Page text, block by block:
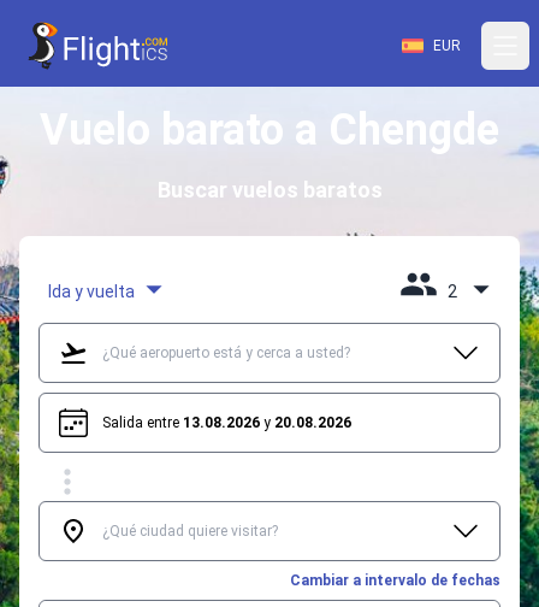
EUR
Vuelo barato a Chengde
Buscar vuelos baratos
Ida y vuelta 2
Salida entre 13.08.2026 y 20.08.2026
Cambiar a intervalo de fechas